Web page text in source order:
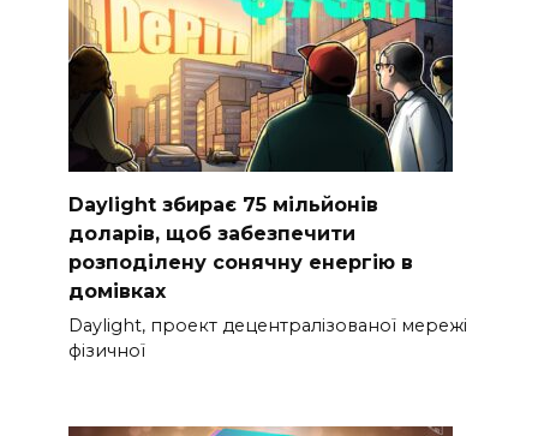
Daylight збирає 75 мільйонів
доларів, щоб забезпечити
розподілену сонячну енергію в
домівках
Daylight, проект децентралізованої мережі
фізичної